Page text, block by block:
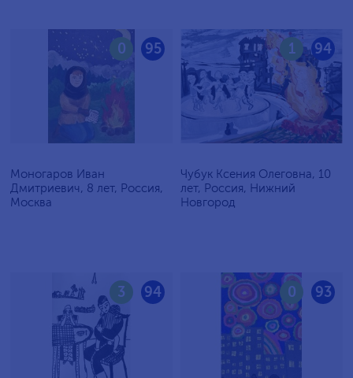
95
0
Моногаров Иван
Дмитриевич, 8 лет, Россия,
Москва
94
1
Чубук Ксения Олеговна, 10
лет, Россия, Нижний
Новгород
94
3 93
0